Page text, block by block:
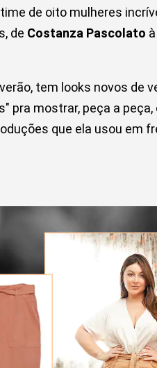
de oito mulheres
de Costanza Pascolato à
tem looks novos de
pra mostrar, peça a peça,
que ela usou em